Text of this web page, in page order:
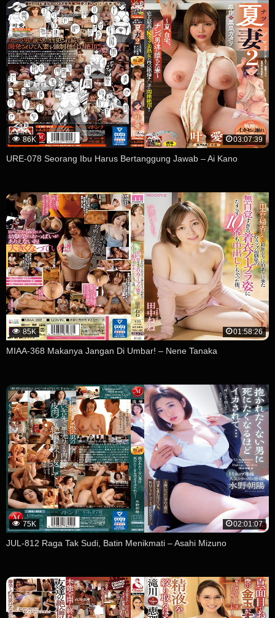
86K 03:07:39
URE-078 Seorang Ibu Harus Bertanggung Jawab – Ai Kano
85K 01:58:26
MIAA-368 Makanya Jangan Di Umbar! – Nene Tanaka
75K 02:01:07
JUL-812 Raga Tak Sudi, Batin Menikmati – Asahi Mizuno